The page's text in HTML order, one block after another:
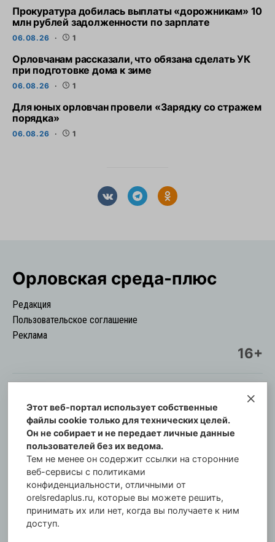
Прокуратура добилась выплаты «дорожникам» 10
млн рублей задолженности по зарплате
06.08.26 1
Орловчанам рассказали, что обязана сделать УК
при подготовке дома к зиме
06.08.26 1
Для юных орловчан провели «Зарядку со стражем
порядка»
06.08.26 1
Орловская cреда-плюс
Редакция
Пользовательское соглашение
Реклама
16+
© Информационный городской портал
Орловская cреда-плюс, 2021-2026
Свидетельство о регистрации СМИ: ПИ №57-
00254 от 29 октября 2013 г.
Газета зарегистрирована Управлением
Федеральной службы по надзору в сфере связи,
информационных технологий и массовых
коммуникаций по Орловской области.
Главный редактор: Татьяна Филёва
Этот веб-портал использует собственные
файлы cookie только для технических целей.
Он не собирает и не передает личные данные
пользователей без их ведома.
Тем не менее он содержит ссылки на сторонние
веб-сервисы с политиками
конфиденциальности, отличными от
orelsredaplus.ru, которые вы можете решить,
принимать их или нет, когда вы получаете к ним
доступ.